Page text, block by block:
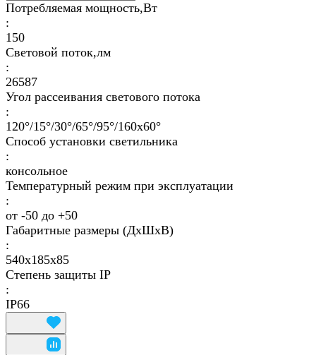
Потребляемая мощность,Вт
:
150
Световой поток,лм
:
26587
Угол рассеивания светового потока
:
120°/15°/30°/65°/95°/160х60°
Способ установки светильника
:
консольное
Температурный режим при эксплуатации
:
от -50 до +50
Габаритные размеры (ДхШхВ)
:
540х185х85
Степень защиты IP
:
IP66